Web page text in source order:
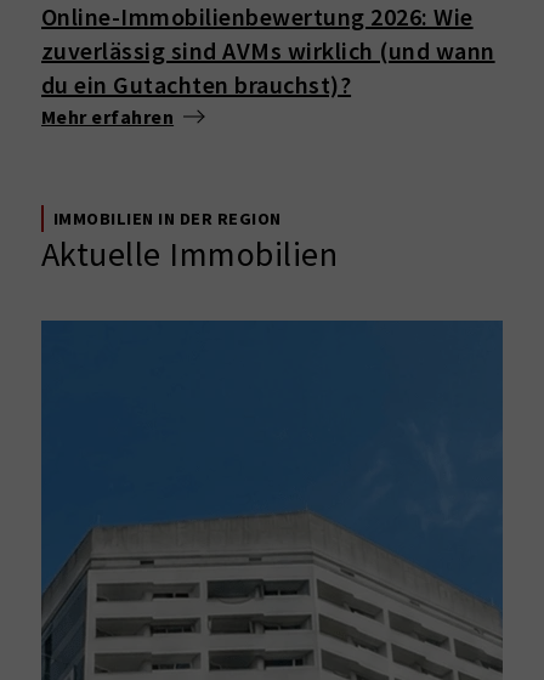
Online-Immobilienbewertung 2026: Wie
zuverlässig sind AVMs wirklich (und wann
du ein Gutachten brauchst)?
Mehr erfahren
IMMOBILIEN IN DER REGION
Aktuelle Immobilien